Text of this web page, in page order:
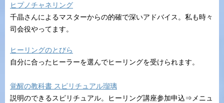
ヒプノチャネリング
千晶さんによるマスターからの的確で深いアドバイス。私も時々
司会役やってます。
ヒーリングのとびら
自分に合ったヒーラーを選んでヒーリングを受けられます。
覚醒の教科書 スピリチュアル瑠璃
説明のできるスピリチュアル。ヒーリング講座参加申込⇒メニュ